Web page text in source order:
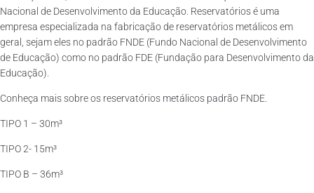
Nacional de Desenvolvimento da Educação. Reservatórios é uma
empresa especializada na fabricação de reservatórios metálicos em
geral, sejam eles no padrão FNDE (Fundo Nacional de Desenvolvimento
de Educação) como no padrão FDE (Fundação para Desenvolvimento da
Educação).
Conheça mais sobre os reservatórios metálicos padrão FNDE.
TIPO 1 – 30m³
TIPO 2- 15m³
TIPO B – 36m³